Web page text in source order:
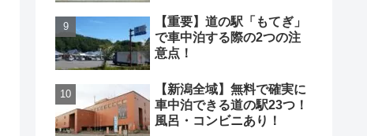
【重要】道の駅「もてぎ」
で車中泊する際の2つの注
意点！
【新潟全域】無料で確実に
車中泊できる道の駅23つ！
風呂・コンビニあり！